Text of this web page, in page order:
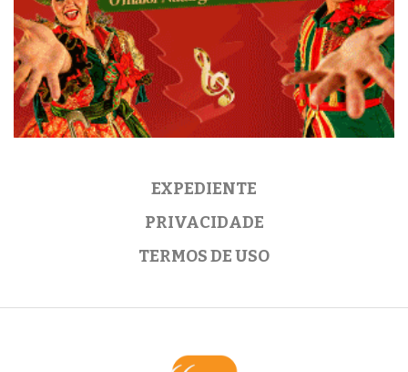
EXPEDIENTE
PRIVACIDADE
TERMOS DE USO